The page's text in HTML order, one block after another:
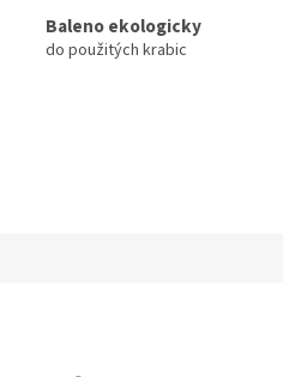
Baleno ekologicky
do použitých krabic